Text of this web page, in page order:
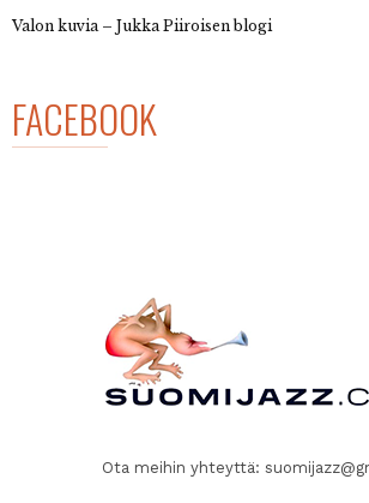
Valon kuvia – Jukka Piiroisen blogi
FACEBOOK
Ota meihin yhteyttä: